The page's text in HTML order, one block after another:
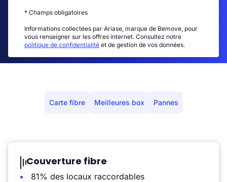
* Champs obligatoires
Informations collectées par Ariase, marque de Bemove, pour
vous renseigner sur les offres internet. Consultez notre
politique de confidentialité et de gestion de vos données.
Carte fibre Meilleures box Pannes
Couverture fibre
81% des locaux raccordables